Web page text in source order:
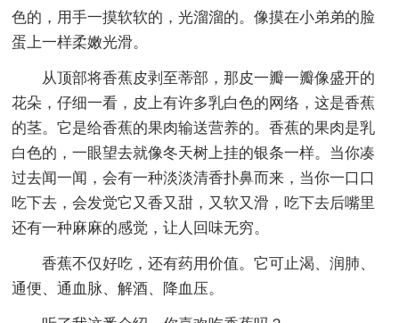
色的，用手一摸软软的，光溜溜的。像摸在小弟弟的脸
蛋上一样柔嫩光滑。
从顶部将香蕉皮剥至蒂部，那皮一瓣一瓣像盛开的
花朵，仔细一看，皮上有许多乳白色的网络，这是香蕉
的茎。它是给香蕉的果肉输送营养的。香蕉的果肉是乳
白色的，一眼望去就像冬天树上挂的银条一样。当你凑
过去闻一闻，会有一种淡淡清香扑鼻而来，当你一口口
吃下去，会发觉它又香又甜，又软又滑，吃下去后嘴里
还有一种麻麻的感觉，让人回味无穷。
香蕉不仅好吃，还有药用价值。它可止渴、润肺、
通便、通血脉、解酒、降血压。